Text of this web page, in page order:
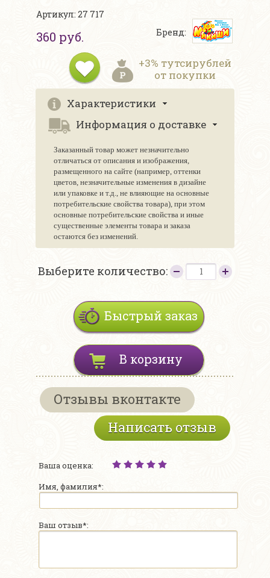
Артикул: 27 717
360 руб. Бренд:
+3% тутсирублей
от покупки
Характеристики
Информация о доставке
Заказанный товар может незначительно
отличаться от описания и изображения,
размещенного на сайте (например, оттенки
цветов, незначительные изменения в дизайне
или упаковке и т.д., не влияющие на основные
потребительские свойства товара), при этом
основные потребительские свойства и иные
существенные элементы товара и заказа
остаются без изменений.
Выберите количество:
Быстрый заказ
В корзину
Отзывы вконтакте
Написать отзыв
Ваша оценка:
Имя, фамилия*:
Ваш отзыв*: